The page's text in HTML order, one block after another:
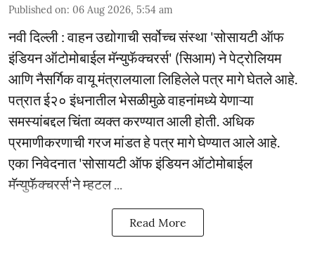
Published on: 06 Aug 2026, 5:54 am
नवी दिल्ली : वाहन उद्योगाची सर्वोच्च संस्था 'सोसायटी ऑफ
इंडियन ऑटोमोबाईल मॅन्युफॅक्चरर्स' (सिआम) ने पेट्रोलियम
आणि नैसर्गिक वायू मंत्रालयाला लिहिलेले पत्र मागे घेतले आहे.
पत्रात ई२० इंधनातील भेसळीमुळे वाहनांमध्ये येणाऱ्या
समस्यांबद्दल चिंता व्यक्त करण्यात आली होती. अधिक
प्रमाणीकरणाची गरज मांडत हे पत्र मागे घेण्यात आले आहे.
एका निवेदनात 'सोसायटी ऑफ इंडियन ऑटोमोबाईल
मॅन्युफॅक्चरर्स'ने म्हटल ...
Read More